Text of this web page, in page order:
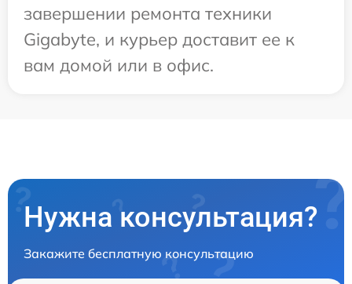
завершении ремонта техники
Gigabyte, и курьер доставит ее к
вам домой или в офис.
Нужна консультация?
Закажите бесплатную консультацию